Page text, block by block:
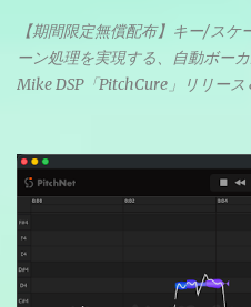
【期間限定無償配布】キー/ス
ーン処理を実現する、自動ボー
Mike DSP「PitchCure」リリース